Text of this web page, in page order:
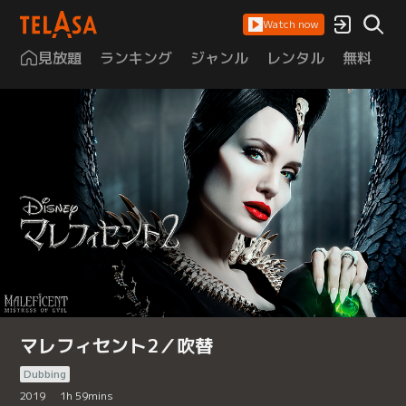
Watch now
見放題 ランキング ジャンル レンタル 無料
マレフィセント2／吹替
Dubbing
2019
1h 59mins